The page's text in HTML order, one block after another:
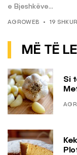
e Bjeshkëve...
AGROWEB 19
MË TË
Si